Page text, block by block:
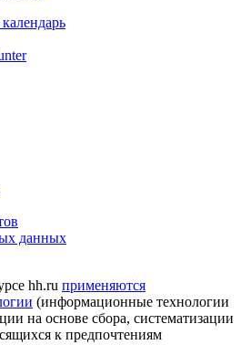
данных
hh.ru применяются
(информационные технологии
на основе сбора, систематизации
к предпочтениям